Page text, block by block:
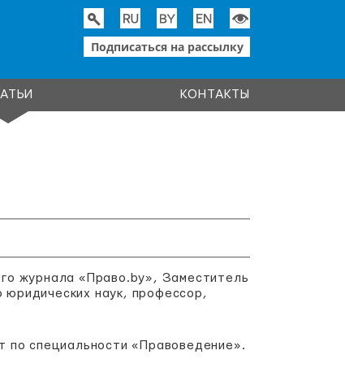
Подписаться на рассылку
КОНТАКТЫ
журнала «Право.by», Заместитель
юридических наук, профессор,
по специальности «Правоведение».